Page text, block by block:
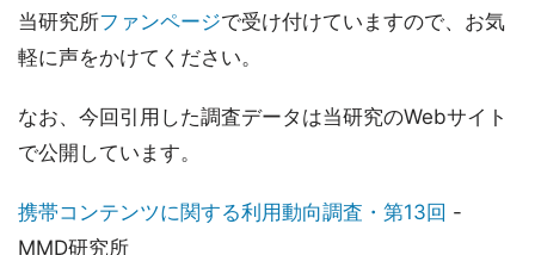
当研究所ファンページで受け付けていますので、お気
軽に声をかけてください。
なお、今回引用した調査データは当研究のWebサイト
で公開しています。
携帯コンテンツに関する利用動向調査・第13回 -
MMD研究所